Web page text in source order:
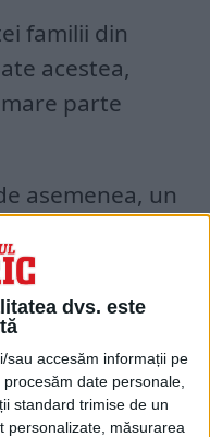
dvs. este
sau accesăm informații pe
date personale,
standard trimise de un
personalizate, măsurarea
familii din
acestea,
parte
asemenea, un
persane chiar
Cu toate
un mediu
alcmaeonizii
și nobilă.